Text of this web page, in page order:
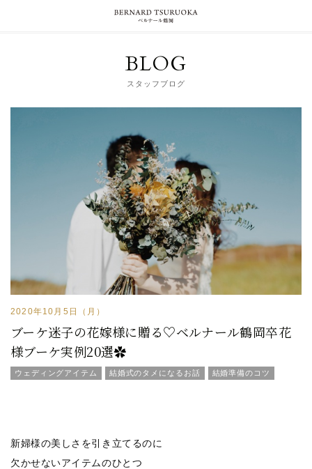
BLOG
スタッフブログ
2020年10月5日（月）
ブーケ迷子の花嫁様に贈る♡ベルナール鶴岡卒花
様ブーケ実例20選✿
ウェディングアイテム 結婚式のタメになるお話 結婚準備のコツ
新婦様の美しさを引き立てるのに
欠かせないアイテムのひとつ